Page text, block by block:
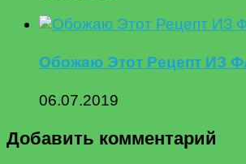
Обожаю Этот Рецепт ИЗ
06.07.2019
Добавить комментарий